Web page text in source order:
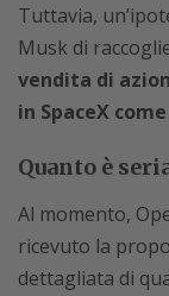
Tuttavia,
Musk di
vendita di
in SpaceX
Quanto è
Al momento,
ricevuto la
dettagliata di